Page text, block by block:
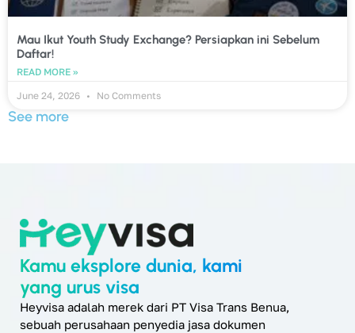
Mau Ikut Youth Study Exchange? Persiapkan ini Sebelum
Daftar!
READ MORE »
June 24, 2026
No Comments
See more
Kamu eksplore dunia, kami
yang urus visa
Heyvisa adalah merek dari PT Visa Trans Benua,
sebuah perusahaan penyedia jasa dokumen